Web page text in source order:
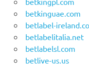
betkinguae.com
betlabel-
betlabelitalia.net
betlabelsl.com
betlive-us.us